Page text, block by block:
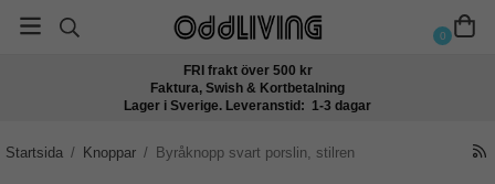
0
FRI frakt över 500 kr
Faktura, Swish & Kortbetalning
Lager i Sverige. Leveranstid: 1-3 dagar
Startsida / Knoppar / Byråknopp svart porslin, stilren